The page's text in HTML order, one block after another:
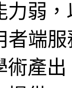
弱
者端
術產